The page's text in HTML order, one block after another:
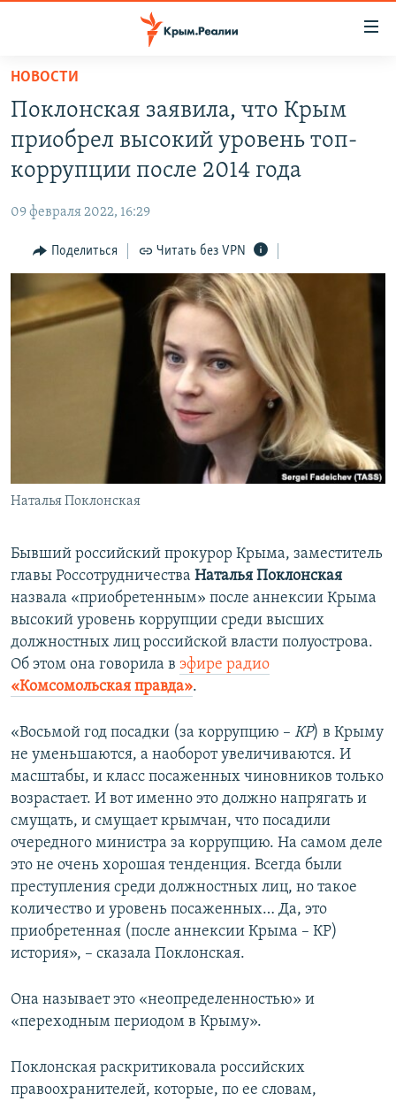
Вернуться
основному
содержанию
Вернутся
главной
навигации
Вернутся
поиску
СПЕЦПРОЕКТЫ
11 ЛЕТ ОККУПАЦИИ КРЫМА. 11 ИСТОРИЙ СОПРОТИВЛЕНИЯ
ВОДА
ЕЩЕ
ИНТЕРАКТИВ
ИНФОГРАФИКА
ТЕЛЕПРОЕКТ КРЫМ.РЕАЛИИ
СОВЕТЫ ПРАВОЗАЩИТНИКОВ
ПОБЕДИТЕЛЕЙ НЕ СУДЯТ?
КРЫМ.НЕПОКОРЕННЫЙ
УКРАИНСКАЯ ПРОБЛЕМА КРЫМА
РАДІО СВОБОДА
КАК ОБОЙТИ БЛОКИРОВКУ
Українською
ПРИСОЕДИНЯЙТЕСЬ!
НОВОСТИ
Поклонская заявила, что Крым
приобрел высокий уровень топ-
коррупции после 2014 года
09 февраля 2022, 16:29
Поделиться Читать без VPN
Наталья Поклонская
Бывший российский прокурор Крыма, заместитель
главы Россотрудничества Наталья Поклонская
назвала «приобретенным» после аннексии Крыма
высокий уровень коррупции среди высших
должностных лиц российской власти полуострова.
Об этом она говорила в эфире радио
«Комсомольская правда».
«Восьмой год посадки (за коррупцию – КР) в Крыму
не уменьшаются, а наоборот увеличиваются. И
масштабы, и класс посаженных чиновников только
возрастает. И вот именно это должно напрягать и
смущать, и смущает крымчан, что посадили
очередного министра за коррупцию. На самом деле
это не очень хорошая тенденция. Всегда были
преступления среди должностных лиц, но такое
количество и уровень посаженных… Да, это
приобретенная (после аннексии Крыма – КР)
история», – сказала Поклонская.
Она называет это «неопределенностью» и
«переходным периодом в Крыму».
Поклонская раскритиковала российских
правоохранителей, которые, по ее словам,